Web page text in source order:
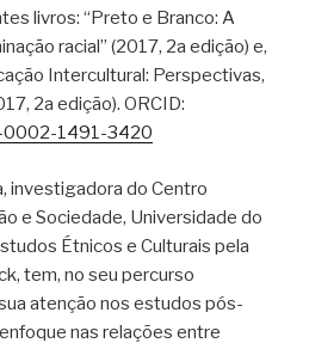
livros: “Preto e Branco: A
racial” (2017, 2a edição) e,
Intercultural: Perspectivas,
2a edição). ORCID:
1491-3420
investigadora do Centro
e Sociedade, Universidade do
Étnicos e Culturais pela
tem, no seu percurso
atenção nos estudos pós-
nas relações entre